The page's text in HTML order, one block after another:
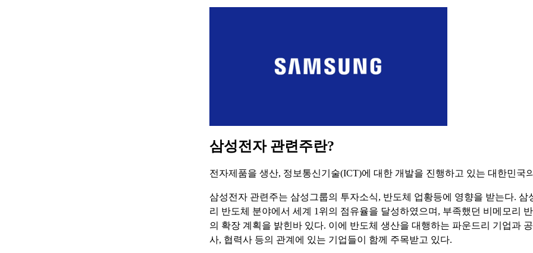
삼성전자 관련주란?
전자제품을 생산, 정보통신기술(ICT)에 대한 개발을 진행하고 있는 대한민국
삼성전자 관련주는 삼성그룹의 투자소식, 반도체 업황등에 영향을 받는다. 삼
리 반도체 분야에서 세계 1위의 점유율을 달성하였으며, 부족했던 비메모리
의 확장 계획을 밝힌바 있다. 이에 반도체 생산을 대행하는 파운드리 기업과
사, 협력사 등의 관계에 있는 기업들이 함께 주목받고 있다.